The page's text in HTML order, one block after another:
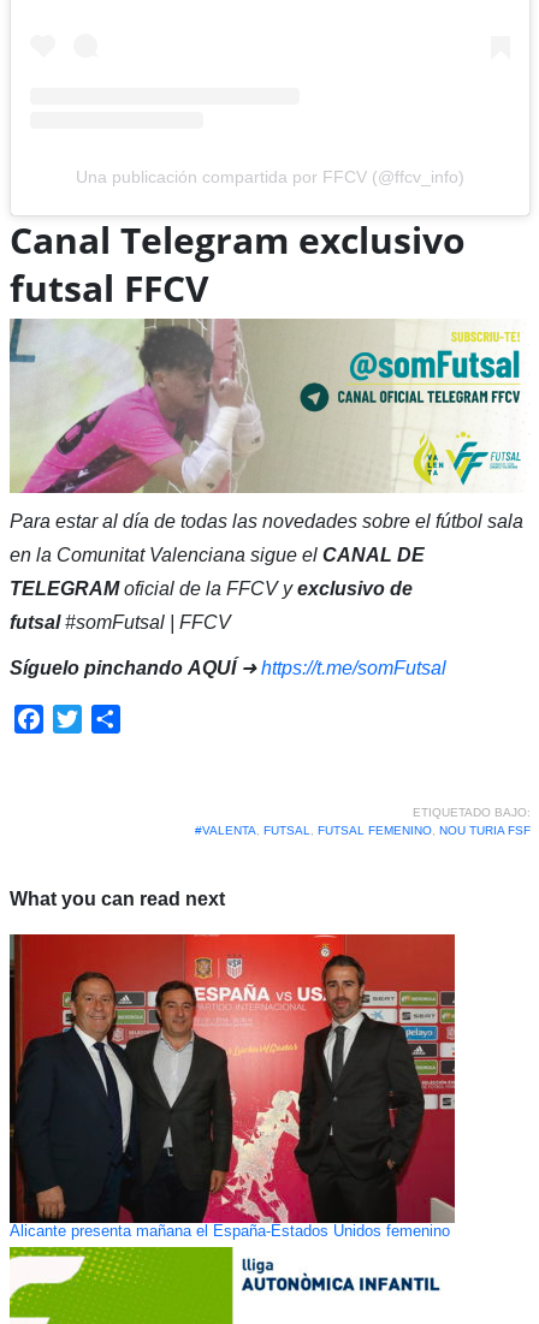
Una publicación compartida por FFCV (@ffcv_info)
Canal Telegram exclusivo
futsal FFCV
Para estar al día de todas las novedades sobre el fútbol sala
en la Comunitat Valenciana sigue el CANAL DE
TELEGRAMoficial de la FFCV yexclusivo de
futsal#somFutsal | FFCV
Síguelo pinchando AQUÍ➜https://t.me/somFutsal
Facebook
Twitter
ETIQUETADO BAJO:
#VALENTA
FUTSAL FUTSAL FEMENINO, NOU TURIA FSF
What you can read next
Alicante presenta mañana el España-Estados Unidos femenino